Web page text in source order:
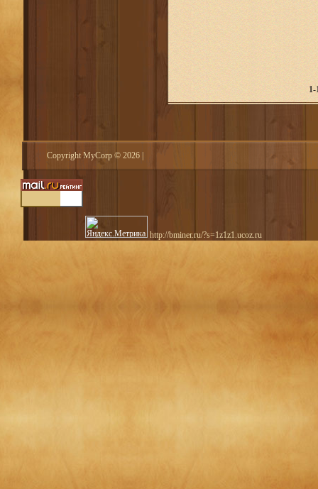
1-
Copyright MyCorp © 2026 |
http://bminer.ru/?s=1z1z1.ucoz.ru